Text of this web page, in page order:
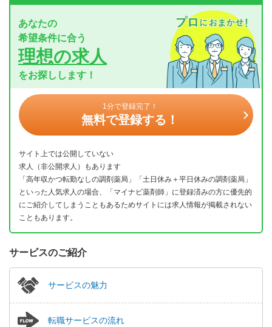
あなたの
希望条件に合う
理想の求人
をお探しします！
1分で登録完了！
無料で登録する！
サイト上では公開していない
求人（非公開求人）もあります
「高年収かつ転勤なしの調剤薬局」「土日休み＋平日休みの調剤薬局」
といった人気求人の場合、「マイナビ薬剤師」に登録済みの方に優先的
にご紹介してしまうこともあるためサイトには求人情報が掲載されない
こともあります。
サービスのご紹介
サービスの魅力
転職サービスの流れ